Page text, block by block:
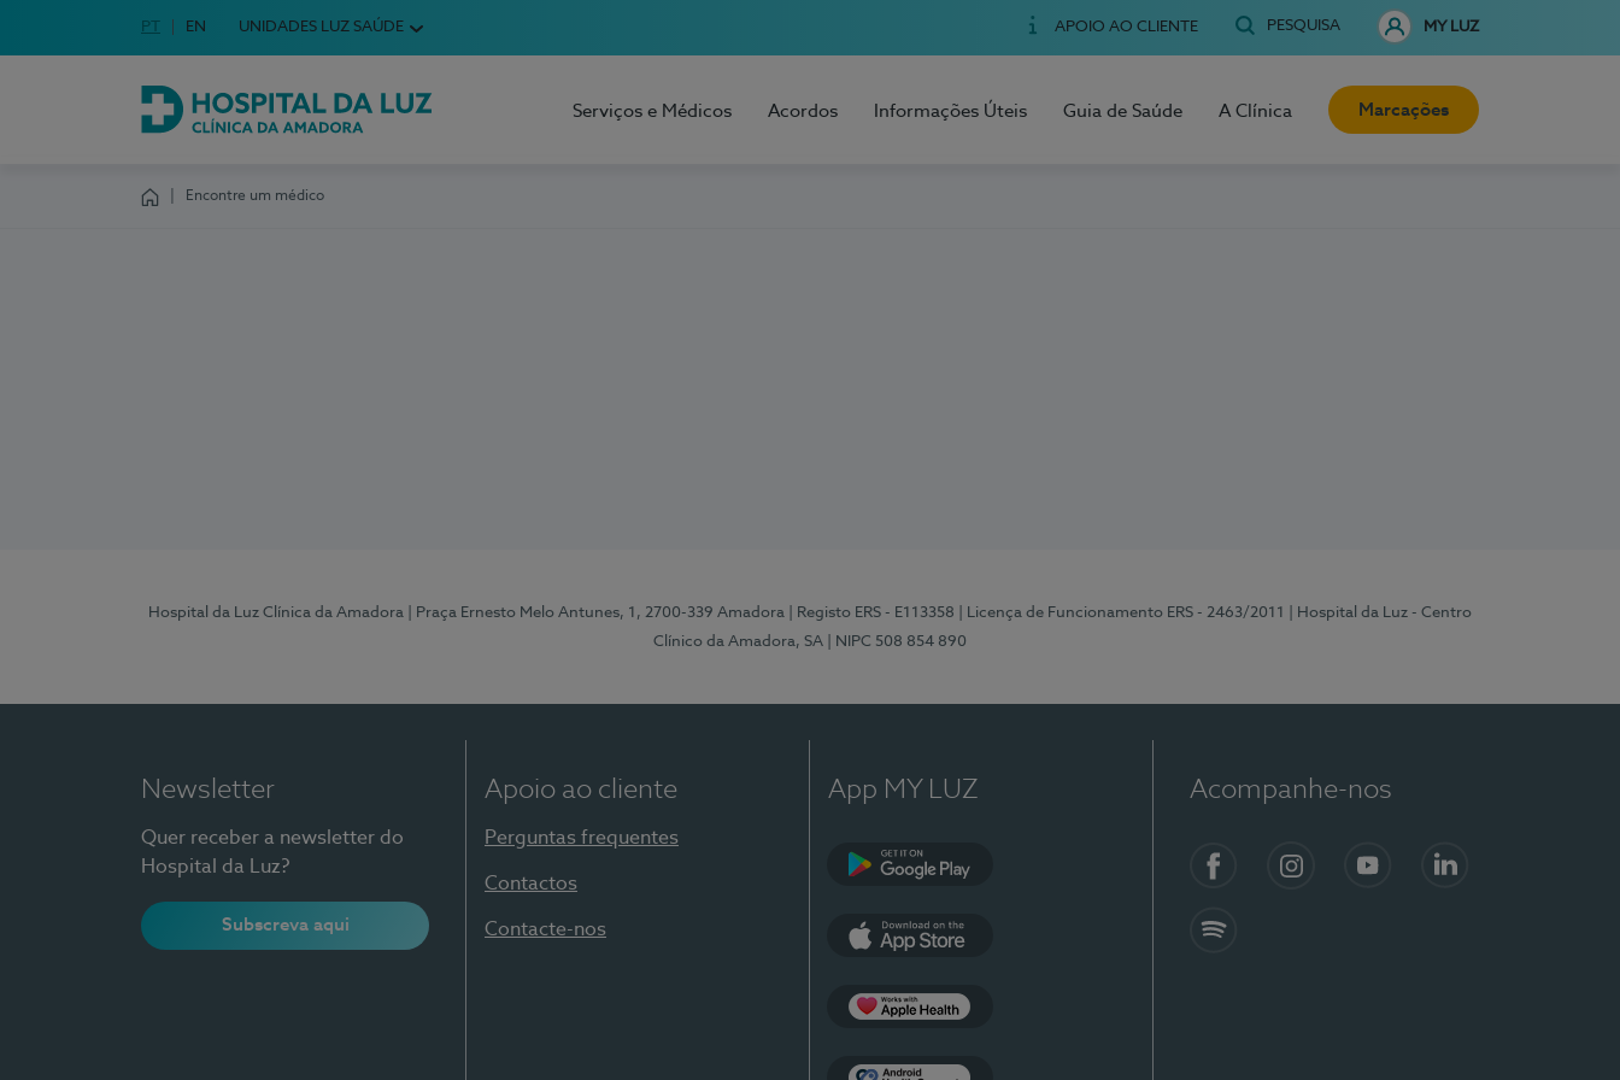
Escolha o seu idioma
Idioma em Português
PT English Language
EN UNIDADES LUZ SAÚDE APOIO AO CLIENTE PESQUISA MY LUZ
Hospital da Luz Clínica da Amadora
Serviços e Médicos Acordos Informações Úteis Guia de Saúde A Clínica Marcações
Encontre um médico
Hospital da Luz Clínica da Amadora | Praça Ernesto Melo Antunes, 1, 2700-339 Amadora | Registo ERS - E113358 | Licença de Funcionamento ERS - 2463/2011
| Hospital da Luz - Centro
Clínico da Amadora, SA
| NIPC 508 854 890
Newsletter
Quer receber a newsletter do
Hospital da Luz?
Subscreva aqui
Apoio ao cliente
Perguntas frequentes
Contactos
Contacte-nos
App MY LUZ Acompanhe-nos